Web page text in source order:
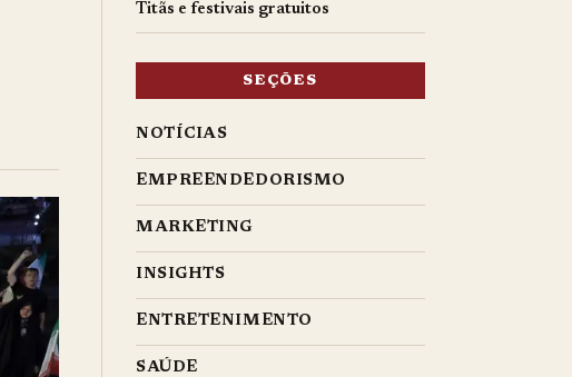
Titãs e festivais gratuitos
SEÇÕES
NOTÍCIAS
EMPREENDEDORISMO
MARKETING
INSIGHTS
ENTRETENIMENTO
SAÚDE